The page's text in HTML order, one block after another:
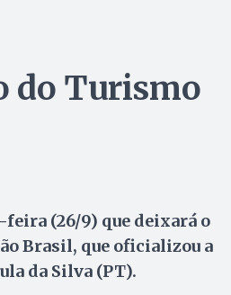
do Turismo
(26/9) que deixará o
Brasil, que oficializou a
da Silva (PT).